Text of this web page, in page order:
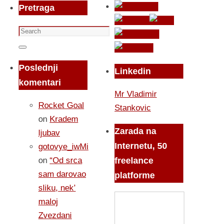
Pretraga
Search
for:
Search
Poslednji
komentari
Rocket Goal
on Kradem
ljubav
gotovye_iwMi
on “Od srca
sam darovao
sliku, nek’
maloj
Zvezdani
Linkedin
Mr Vladimir
Stankovic
Zarada na
Internetu, 50
freelance
platforme